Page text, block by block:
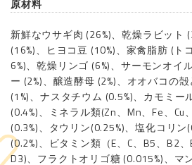
原材料
新鮮なウサギ肉 (26%)、乾燥ラビット
(16%)、ヒヨコ豆 (10%)、家禽脂肪 (ト
6%)、乾燥リンゴ (6%)、サーモンオイ
ー (2%)、醸造酵母 (2%)、オオバコの
(1%)、ナスタチウム (0.5%)、カモミー
(0.4%)、ミネラル類(Zn、Mn、Fe、Cu
(0.3%)、タウリン(0.25%)、塩化コリ
(0.2%)、ビタミン類（E、C、B5、B2、
D3)、フラクトオリゴ糖 (0.015%)、マ